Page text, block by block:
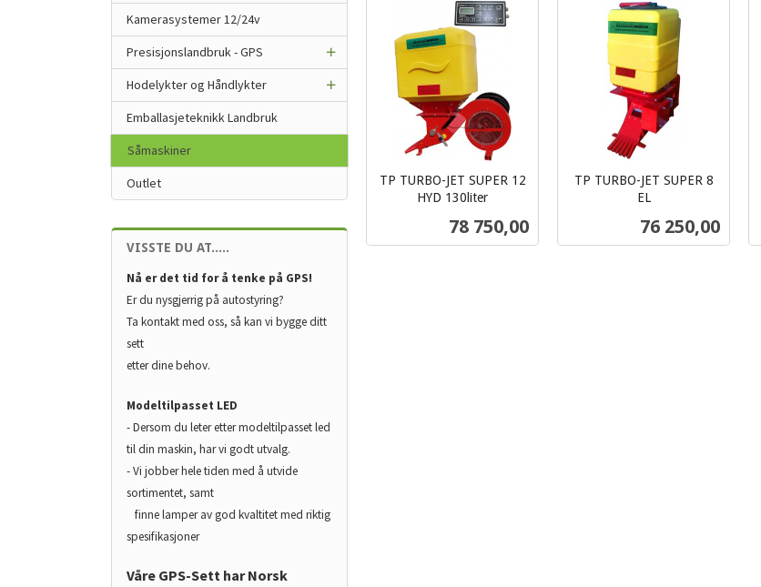
TP TURBO-JET SUPER 12
HYD 130liter
Pris
78 750,00
TP TURBO-JET SUPER 8
EL
Pris
76 250,00
Kamerasystemer 12/24v
Presisjonslandbruk - GPS
Hodelykter og Håndlykter
Emballasjeteknikk Landbruk
Såmaskiner
Outlet
VISSTE DU AT.....
Nå er det tid for å tenke på GPS!
Er du nysgjerrig på autostyring?
Ta kontakt med oss, så kan vi bygge ditt
sett
etter dine behov.
Modeltilpasset LED
- Dersom du leter etter modeltilpasset led
til din maskin, har vi godt utvalg.
- Vi jobber hele tiden med å utvide
sortimentet, samt
finne lamper av god kvaltitet med riktig
spesifikasjoner
Våre GPS-Sett har Norsk